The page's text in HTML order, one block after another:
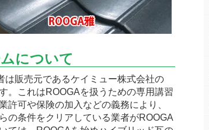
について
販売元であるケイミュー株式会社の
。これはROOGAを扱うための専用講習
許可や保険の加入などの義務により、
の条件をクリアしている業者がROOGA